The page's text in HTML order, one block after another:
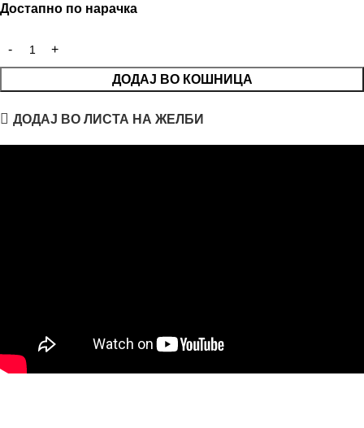
Достапно по нарачка
ДОДАЈ ВО КОШНИЦА
ДОДАЈ ВО ЛИСТА НА ЖЕЛБИ